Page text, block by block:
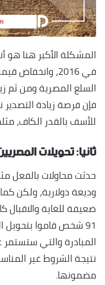
المشكلة الأكبر هنا
في 2016،
السلع المصرية ومن ثم
فإن فرصة زيادة التصدير
للأسف بالقدر الكاف،
ثانيا: تحويلات
حدثت محاولات بالفعل
وديعة دولارية، ولكن
ضعيفة للغاية والاقبال
المبادرة والتي
نتيجة الشروط غير
مضمونها.